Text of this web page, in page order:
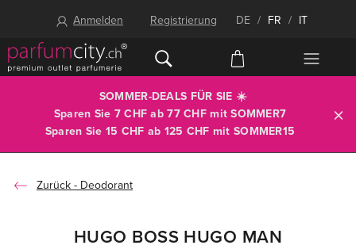
Anmelden Registrierung DE / FR / IT
SOMMER-DEALS FÜR SIE ☀️
Sparen Sie 7 CHF ab 77 CHF mitSOMMER7
Sparen Sie 15 CHF ab 125 CHF mit SOMMER15
Deodorant
HUGO BOSS HUGO MAN